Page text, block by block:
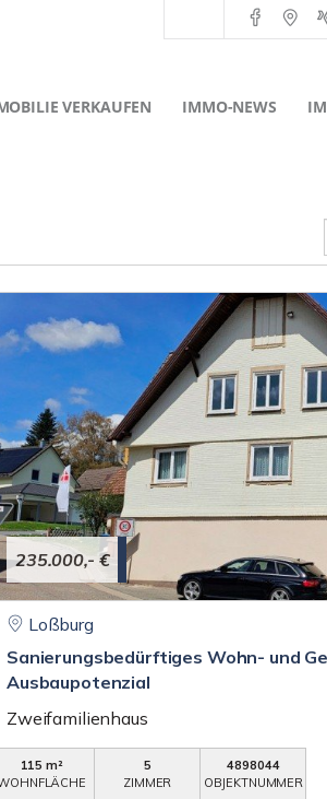
VERKAUFEN IMMO-NEWS
235.000,- €
Loßburg
Sanierungsbedürftiges Wohn- und
Ausbaupotenzial
Zweifamilienhaus
115 m²
5
ZIMMER
4898044
OBJEKTNUMMER